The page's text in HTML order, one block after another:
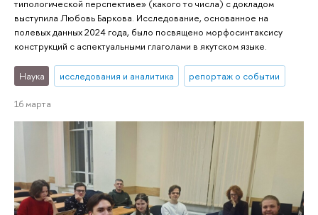
типологической перспективе» (какого то числа) с докладом
выступила Любовь Баркова. Исследование, основанное на
полевых данных 2024 года, было посвящено морфосинтаксису
конструкций с аспектуальными глаголами в якутском языке.
Наука исследования и аналитика репортаж о событии
16 марта